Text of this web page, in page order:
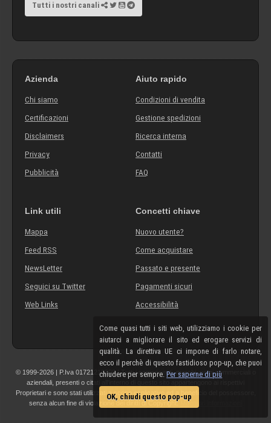
Come quasi tutti i siti web, utilizziamo i cookie per
aiutarci a migliorare il sito ed erogare servizi di
qualità. La direttiva UE ci impone di farlo notare,
ecco il perchè di questo fastidioso pop-up, che puoi
chiudere per sempre.Per saperne di più
OK, chiudi questo pop-up
Tutti i nostri canali
Azienda
Chi siamo
Certificazioni
Disclaimers
Privacy
Pubblicità
Aiuto rapido
Condizioni di vendita
Gestione spedizioni
Ricerca interna
Contatti
FAQ
Link utili
Mappa
Feed RSS
NewsLetter
Seguici su Twitter
Web Links
Concetti chiave
Nuovo utente?
Come acquistare
Passato e presente
Pagamenti sicuri
Accessibilità
© 1999-2026 | P.Iva 01721210308 | Tutti i componenti, marchi, nomi commerciali o
aziendali, presenti o citati all'interno di questo sito appartengono ai rispettivi
Proprietari e sono stati utilizzati a scopo esplicativo ed a beneficio del possessore,
senza alcun fine di violazione dei diritti di Copyright.
Maggiori informazioni